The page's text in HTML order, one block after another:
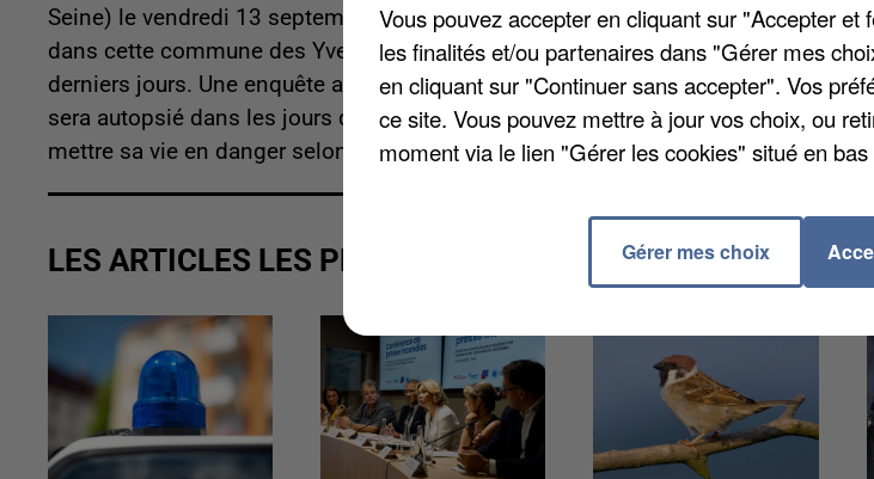
Seine) le vendredi 13 septembre, le portable du jeune homme avait été localisé
dans cette commune des Yvelines, révèle78 Actu. Il avait fait l'objet de
derniers jours. Une enquête a été ouverte pour déterminer les causes exactes de
sera autopsié dans les jours qui viennent. L'individu qui souffrait d'un handicap
mettre sa vie en danger selon les autorités.
LES ARTICLES LES PLUS VUS
Vous pouvez accepter en cliquant sur "Accepter
les finalités et/ou partenaires dans "Gérer mes
en cliquant sur "Continuer sans accepter". Vos
ce site. Vous pouvez mettre à jour vos choix, ou
moment via le lien "Gérer les cookies" situé en
Gérer mes choix